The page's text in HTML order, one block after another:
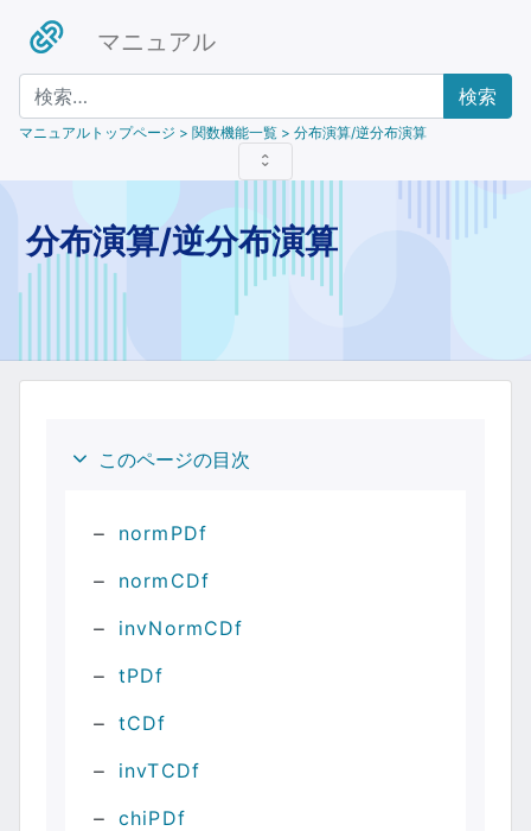
マニュアル
検索
マニュアルトップページ > 関数機能一覧 > 分布演算/逆分布演算
分布演算/逆分布演算
このページの目次
normPDf
normCDf
invNormCDf
tPDf
tCDf
invTCDf
chiPDf